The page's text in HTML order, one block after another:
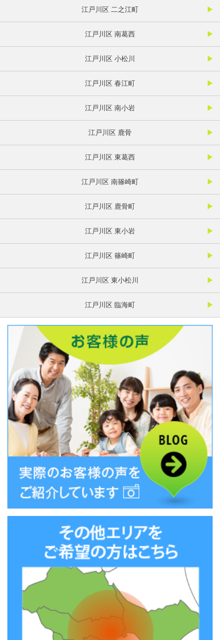
江戸川区 二之江町
江戸川区 南葛西
江戸川区 小松川
江戸川区 春江町
江戸川区 南小岩
江戸川区 鹿骨
江戸川区 東葛西
江戸川区 南篠崎町
江戸川区 鹿骨町
江戸川区 東小岩
江戸川区 篠崎町
江戸川区 東小松川
江戸川区 臨海町